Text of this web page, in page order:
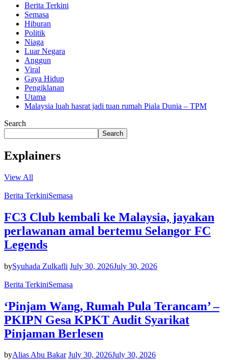
Berita Terkini
Semasa
Hiburan
Politik
Niaga
Luar Negara
Anggun
Viral
Gaya Hidup
Pengiklanan
Utama
Malaysia luah hasrat jadi tuan rumah Piala Dunia – TPM
Search
Search
Explainers
View All
Berita TerkiniSemasa
FC3 Club kembali ke Malaysia, jayakan
perlawanan amal bertemu Selangor FC
Legends
bySyuhada Zulkafli July 30, 2026July 30, 2026
Berita TerkiniSemasa
‘Pinjam Wang, Rumah Pula Terancam’ –
PKIPN Gesa KPKT Audit Syarikat
Pinjaman Berlesen
byAlias Abu Bakar July 30, 2026July 30, 2026